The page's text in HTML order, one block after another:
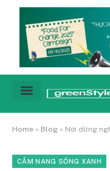
Home » Blog » Nơi dừng
CẨM NANG SỐNG XANH